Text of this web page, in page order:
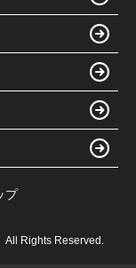
プ
All Rights Reserved.